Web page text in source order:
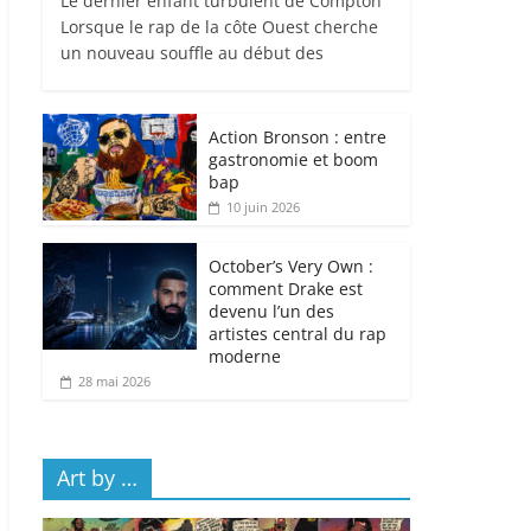
Lorsque le rap de la côte Ouest cherche
un nouveau souffle au début des
Action Bronson : entre
gastronomie et boom
bap
10 juin 2026
October’s Very Own :
comment Drake est
devenu l’un des
artistes central du rap
moderne
28 mai 2026
Art by …